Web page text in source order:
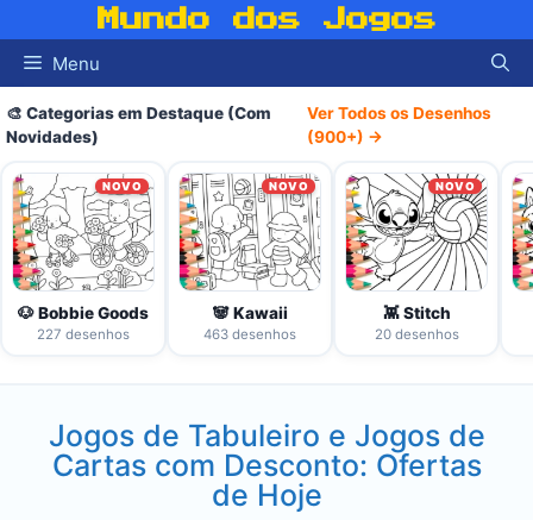
para
conteúdo
Mundo dos Jogos
Menu
🎨 Categorias em Destaque (Com
Novidades)
Ver Todos os Desenhos
(900+) →
NOVO
🐶 Bobbie Goods
227 desenhos
NOVO
🐼 Kawaii
463 desenhos
NOVO
👾 Stitch
20 desenhos
Jogos de Tabuleiro e Jogos de
Cartas com Desconto: Ofertas
de Hoje